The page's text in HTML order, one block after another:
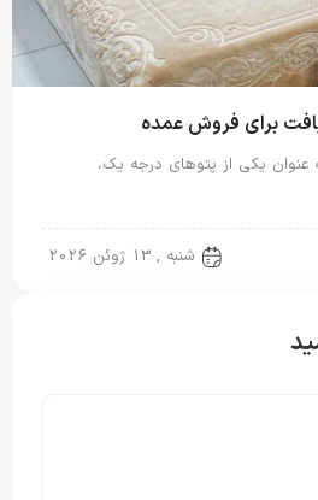
برای فروش عمده
یکی از پتوهای درجه یک،
شنبه , 13 ژوئن 2026